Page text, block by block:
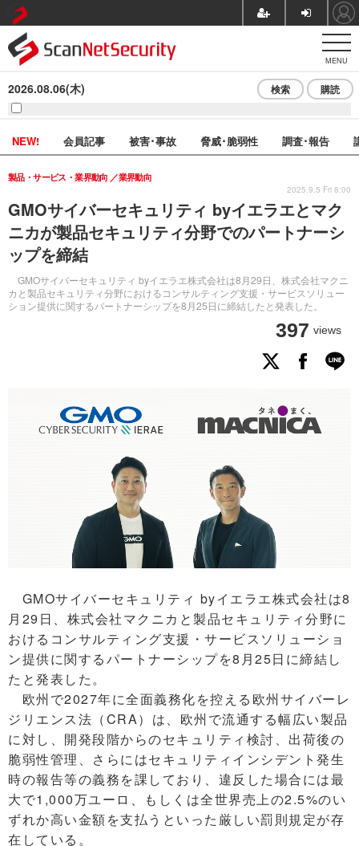
MENU
2026.08.06(木) 検索 購読
NEW! 会員記事 被害･事故 脅威･脆弱性 調査･報告
GMOサイバーセキュリティ byイエラエとマク
ニカが製品セキュリティ分野でのパートナーシ
ップを締結
GMOサイバーセキュリティ byイエラエ株式会社は8月29日、株式会社マクニ
カと製品セキュリティ分野におけるコンサルティング支援・サービスソリュー
ション提供に関するパートナーシップを8月25日に締結したと発表した。
製品・サービス・業界動向 業界動向
397 views
2025.9.5 Fri 8:00
GMOサイバーセキュリティ byイエラエ株式会社は8
月29日、株式会社マクニカと製品セキュリティ分野に
おけるコンサルティング支援・サービスソリューショ
ン提供に関するパートナーシップを8月25日に締結し
たと発表した。
欧州で2027年に全面義務化を控える欧州サイバーレ
ジリエンス法（CRA）は、欧州で流通する幅広い製品
に対し、開発段階からのセキュリティ検討、出荷後の
脆弱性管理、さらにはセキュリティインシデント発生
時の報告等の義務を課しており、違反した場合には最
大で1,000万ユーロ、もしくは全世界売上の2.5%のい
ずれか高い金額を支払うといった厳しい罰則規定が存
在している。